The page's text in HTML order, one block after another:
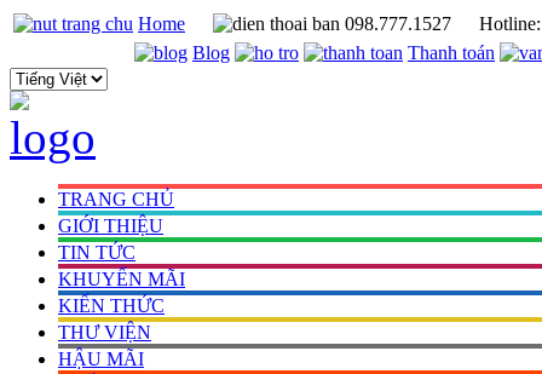
Home 098.777.1527
Blog
Thanh toán
TRANG CHỦ
GIỚI THIỆU
TIN TỨC
KHUYẾN MÃI
KIẾN THỨC
THƯ VIỆN
HẬU MÃI